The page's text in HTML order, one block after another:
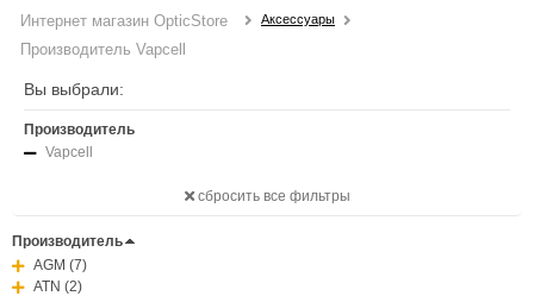
Интернет магазин OpticStore Аксессуары
Производитель Vapcell
Вы выбрали:
Производитель
Vapcell
сбросить все фильтры
Производитель
AGM (7)
ATN (2)